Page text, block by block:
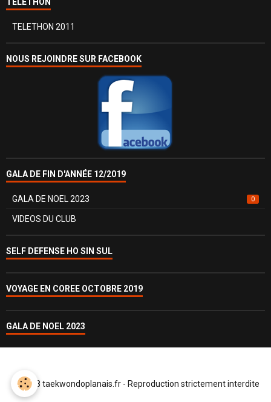
TELETHON
TELETHON 2011
NOUS REJOINDRE SUR FACEBOOK
GALA DE FIN D'ANNÉE 12/2019
GALA DE NOEL 2023 0
VIDEOS DU CLUB
SELF DEFENSE HO SIN SUL
VOYAGE EN COREE OCTOBRE 2019
GALA DE NOEL 2023
© 2018 taekwondoplanais.fr - Reproduction strictement interdite